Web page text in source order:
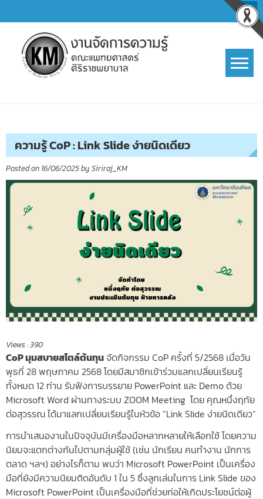
to
content
ความรู้ CoP : Link Slide ง่ายนิดเดียว
Posted on 16/06/2025by Siriraj_KM
Views :390
CoP มุมสบายสไตล์ต้นทุนจัดกิจกรรม CoP ครั้งที่ 5/2568 เมื่อวัน
พุธที่ 28 พฤษภาคม 2568 โดยมีสมาชิกเข้าร่วมแลกเปลี่ยนเรียนรู้
ทั้งหมด 12 ท่าน รับฟังการบรรยาย PowerPoint และ Demo ด้วย
Microsoft Word ผ่านทางระบบ ZOOM Meeting โดย คุณหนึ่งฤทัย
ต่อสุวรรณ ได้มาแลกเปลี่ยนเรียนรู้ในหัวข้อ “Link Slide ง่ายนิดเดียว”
การนำเสนองานในปัจจุบันมีเครื่องมือหลากหลายให้เลือกใช้ โดยความ
นิยมจะแตกต่างกันไปตามกลุ่มผู้ใช้ (เช่น นักเรียน คนทำงาน นักการ
ตลาด ฯลฯ) อย่างไรก็ตาม พบว่า Microsoft PowerPoint เป็นเครื่อง
มือที่ยังมีความนิยมติดอันดับ 1 ใน 5 ซึ่งลูกเล่นในการ Link Slide ของ
Microsoft PowerPoint เป็นเครื่องมือที่ช่วยก่อให้เกิดประโยชน์ต่อผู้